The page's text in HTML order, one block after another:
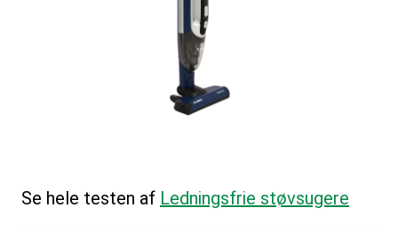
Se hele testen af Ledningsfrie støvsugere